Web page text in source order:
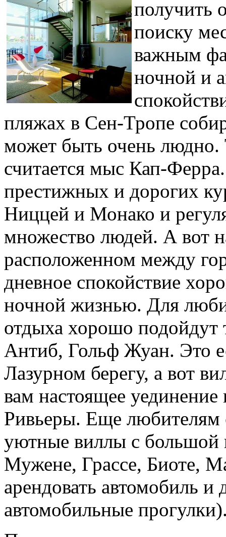
получить
поиску
важным
ночной и
пляжах в Сен-Тропе
может быть очень
считается мыс Кап-
престижных и дорогих
Ниццей и Монако и
множество людей. А вот
расположенном между
дневное спокойствие
ночной жизнью. Для
отдыха хорошо подойдут
Антиб, Гольф Жуан. Это
Лазурном берегу, а вот
вам настоящее
Ривьеры. Еще любителям
уютные виллы с большой
Мужене, Грассе, Биоте,
арендовать автомобиль
автомобильные